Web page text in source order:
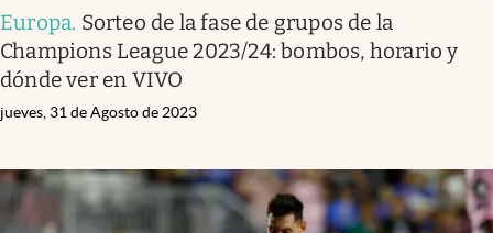
Europa. Sorteo de la fase de grupos de la
Champions League 2023/24: bombos, horario y
dónde ver en VIVO
jueves, 31 de Agosto de 2023